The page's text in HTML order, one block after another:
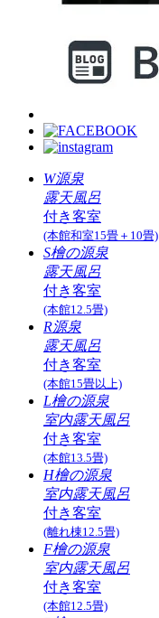
W源泉
露天風呂
付き客室
(本館和室15畳＋10畳)
S檜の源泉
露天風呂
付き客室
(本館12.5畳)
R源泉
露天風呂
付き客室
(本館15畳以上)
L檜の源泉
室内露天風呂
付き客室
(本館13.5畳)
H檜の源泉
室内露天風呂
付き客室
(離れ棟12.5畳)
F檜の源泉
室内露天風呂
付き客室
(本館12.5畳)